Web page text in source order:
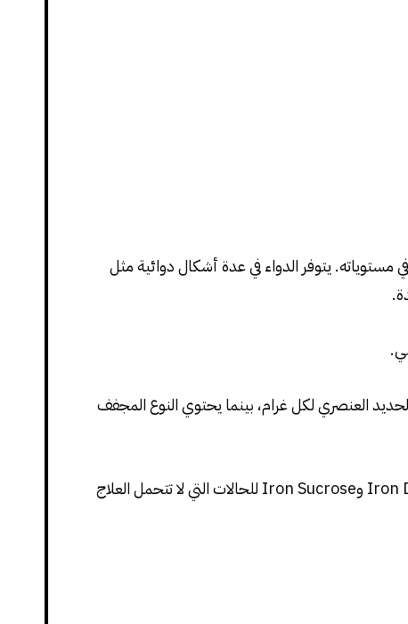
يتوفر الدواء في عدة أشكال دوائية مثل
الشكل العادي والشكل المجفف، حيث يحتوي الشكل العادي على حوالي 200 مجم من الحديد العنصري لكل غرام، بينما يحتوي النوع المجفف
ويُستخدم هذا الدواء بشكل رئيسي لعلاج حالات الأنيميا الناتجة عن نقص الحديد، بينما تتوفر بدائل حقنية مثل Iron Dextran وIron Sucrose للحالات التي لا تتحمل العلاج